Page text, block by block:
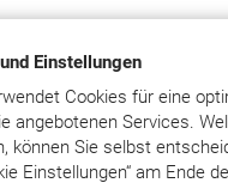
Einstellungen
Cookies für eine
angebotenen Services.
können Sie selbst
Einstellungen“ am Ende